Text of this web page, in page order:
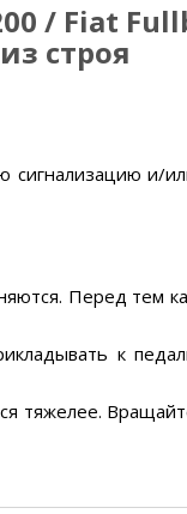
/ Fiat
строя
сигнализацию и/
Перед тем
к
тяжелее.